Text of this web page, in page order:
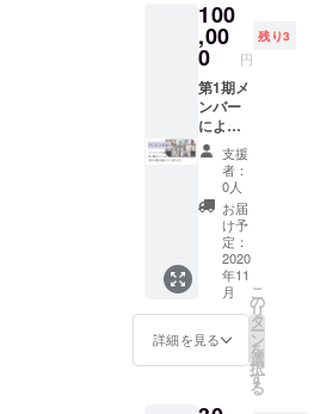
考欄に
希望す
るアカ
デミー
メン
バーを
記入し
てくだ
さい。
※現時点
で決
まって
いない
場合は
「検討
中」と
てくだ
さい。
※レッス
か？そ
してで
きれば
ショー
の感想
を伝え
てあげ
てくだ
さい。
彼らは
あなた
からの
感想を
待って
いるは
ずで
オンラ
イン
には見
せれな
いよう
な回に
なるこ
とがあ
りま
す。 し
し、"失
敗は成
功のも
と"とい
う言葉
がある
よう
に、そ
ういう
ことを
知って
いき、
お互い
に迷惑
をかけ
あった
り助け
合った
りを繰
り返し
ていく
中で、
出会っ
て数ヶ
月だと
は思え
ないく
て「自
分も参
加した
い！」
と思っ
た21歳
以上の
方もい
るので
はない
でしょ
うか？
ご安心
くださ
い。イ
ンプロ
アカデ
ミーで
は他に
も様々
100
,00
0 円
残り3
第1期メ
ンバー
による
座談会
の動画
をお届
けしま
す。 皆
さん、
本物
の"カオ
ス"を見
たこと
はあり
ます
か？ 協
支援
者：
0人
お届
け予
定：
2020
年11
月
詳細を見る
こ
の
リ
タ
ー
ン
を
選
択
す
る